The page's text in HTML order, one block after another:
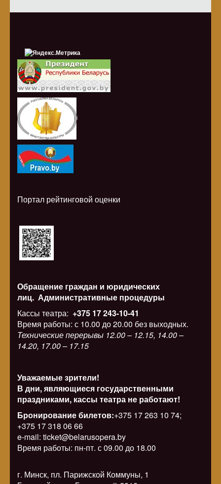
i
Портал рейтинговой оценки
Обращение граждан и юридических
лиц. Административные процедуры
Кассы театра: +375 17 243-10-41
Время работы: с 10.00 до 20.00 без выходных.
Технические перерывы 12.00 – 12.15, 14.00 –
14.20, 17.00 – 17.15
Уважаемые зрители!
В дни, являющиеся государственными
праздниками, кассы театра не работают!
Бронирование билетов:+375 17 263 10 74;
+375 17 318 06 66
e-mail: ticket@belarusopera.by
Время работы: пн-пт. с 09.00 до 18.00
г. Минск, пл. Парижской Коммуны, 1